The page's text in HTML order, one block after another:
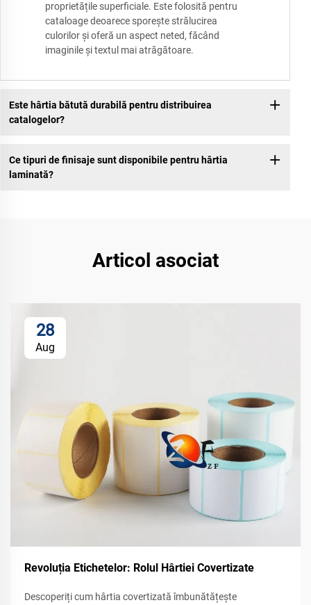
proprietățile superficiale. Este folosită pentru
cataloage deoarece sporește strălucirea
culorilor și oferă un aspect neted, făcând
imaginile și textul mai atrăgătoare.
Este hârtia bătută durabilă pentru distribuirea
catalogelor?
Ce tipuri de finisaje sunt disponibile pentru hârtia
laminată?
Articol asociat
28
Aug
Revoluția Etichetelor: Rolul Hârtiei Covertizate
Descoperiți cum hârtia covertizată îmbunătățește